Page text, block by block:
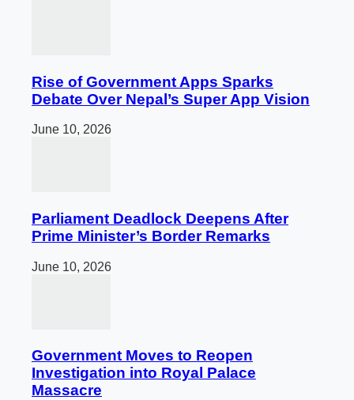
Rise of Government Apps Sparks
Debate Over Nepal’s Super App Vision
June 10, 2026
Parliament Deadlock Deepens After
Prime Minister’s Border Remarks
June 10, 2026
Government Moves to Reopen
Investigation into Royal Palace
Massacre